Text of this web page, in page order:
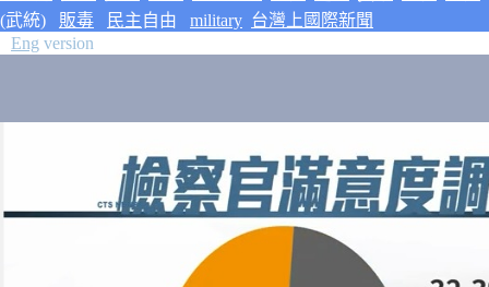
(武統)
販毒 民主自由 military 台灣上國際新聞
Eng version